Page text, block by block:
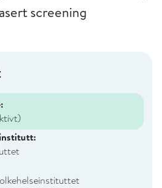
screening